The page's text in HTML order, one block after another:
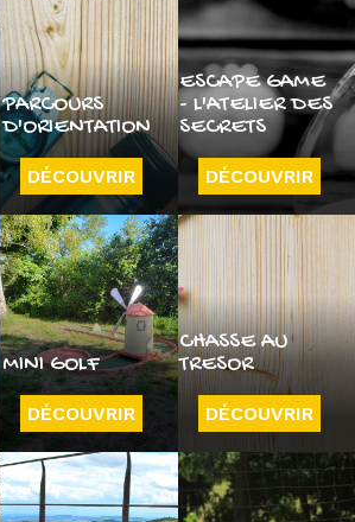
PARCOURS
D'ORIENTATION
DÉCOUVRIR
ESCAPE GAME
- L'ATELIER DES
SECRETS
DÉCOUVRIR
MINI GOLF
DÉCOUVRIR
CHASSE AU
TRESOR
DÉCOUVRIR